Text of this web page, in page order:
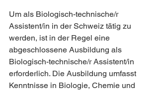
Um als Biologisch-technische/r
Assistent/in in der Schweiz tätig zu
werden, ist in der Regel eine
abgeschlossene Ausbildung als
Biologisch-technische/r Assistent/in
erforderlich. Die Ausbildung umfasst
Kenntnisse in Biologie, Chemie und